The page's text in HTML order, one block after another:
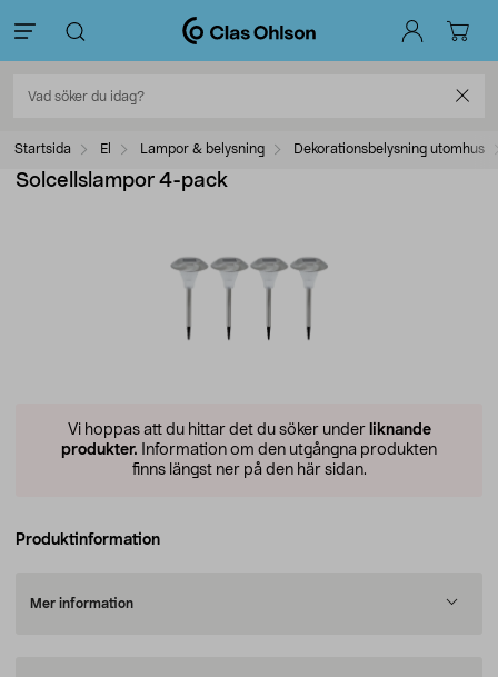
Startsida El Lampor & belysning Dekorationsbelysning utomhus
Solcellslampor 4-pack
Vi hoppas att du hittar det du söker under liknande
produkter. Information om den utgångna produkten
finns längst ner på den här sidan.
Produktinformation
Mer information